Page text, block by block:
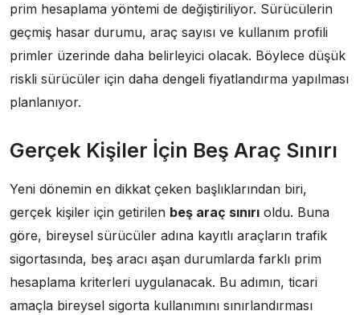
prim hesaplama yöntemi de değiştiriliyor. Sürücülerin
geçmiş hasar durumu, araç sayısı ve kullanım profili
primler üzerinde daha belirleyici olacak. Böylece düşük
riskli sürücüler için daha dengeli fiyatlandırma yapılması
planlanıyor.
Gerçek Kişiler İçin Beş Araç Sınırı
Yeni dönemin en dikkat çeken başlıklarından biri,
gerçek kişiler için getirilen beş araç sınırı oldu. Buna
göre, bireysel sürücüler adına kayıtlı araçların trafik
sigortasında, beş aracı aşan durumlarda farklı prim
hesaplama kriterleri uygulanacak. Bu adımın, ticari
amaçla bireysel sigorta kullanımını sınırlandırması